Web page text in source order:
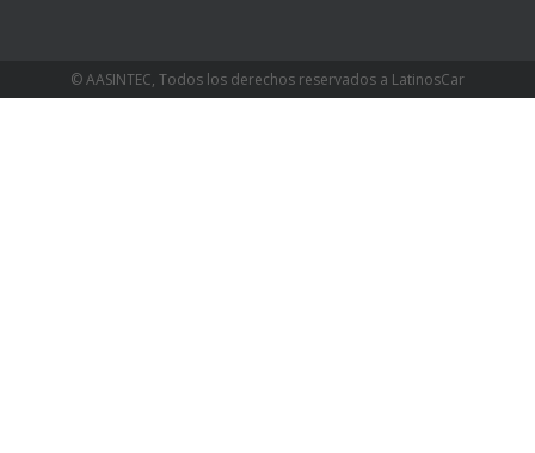
© AASINTEC, Todos los derechos reservados a LatinosCar